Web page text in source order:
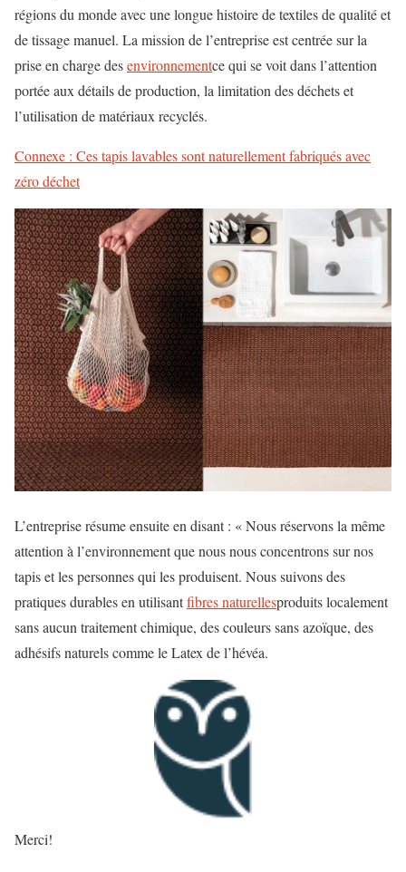
régions du monde avec une longue histoire de textiles de qualité et
de tissage manuel. La mission de l’entreprise est centrée sur la
prise en charge desenvironnementce qui se voit dans l’attention
portée aux détails de production, la limitation des déchets et
l’utilisation de matériaux recyclés.
Connexe : Ces tapis lavables sont naturellement fabriqués avec
zéro déchet
L’entreprise résume ensuite en disant : « Nous réservons la même
attention à l’environnement que nous nous concentrons sur nos
tapis et les personnes qui les produisent. Nous suivons des
pratiques durables en utilisantfibres naturellesproduits localement
sans aucun traitement chimique, des couleurs sans azoïque, des
adhésifs naturels comme le Latex de l’hévéa.
Merci!